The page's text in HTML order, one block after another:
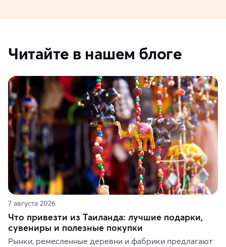
Читайте в нашем блоге
7 августа 2026
Что привезти из Таиланда: лучшие подарки,
сувениры и полезные покупки
Рынки, ремесленные деревни и фабрики предлагают